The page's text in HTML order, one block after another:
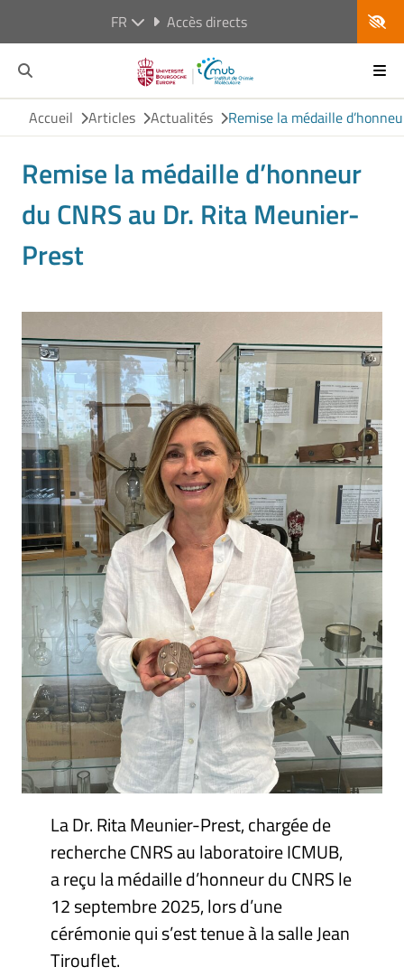
FR Accès directs
Accueil Articles Actualités Remise la médaille
Remise la médaille d’honneur
du CNRS au Dr. Rita Meunier-
Prest
La Dr. Rita Meunier-Prest, chargée de
recherche CNRS au laboratoire ICMUB,
a reçu la médaille d’honneur du CNRS le
12 septembre 2025, lors d’une
cérémonie qui s’est tenue à la salle Jean
Tirouflet.